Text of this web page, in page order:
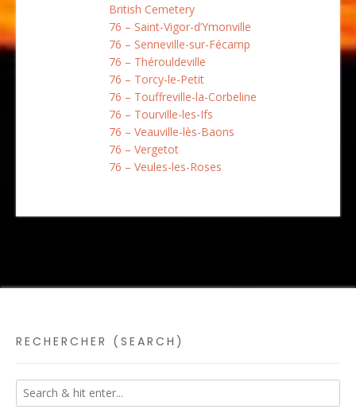
British Cemetery
76 – Saint-Vigor-d’Ymonville
76 – Senneville-sur-Fécamp
76 – Thérouldeville
76 – Torcy-le-Petit
76 – Touffreville-la-Corbeline
76 – Tourville-les-Ifs
76 – Veauville-lès-Baons
76 – Vergetot
76 – Veules-les-Roses
RECHERCHER (SEARCH)